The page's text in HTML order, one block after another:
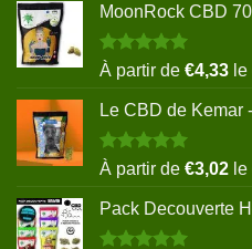
MoonRock CBD
Note5.00
sur 5
À partir de €4,33
Le CBD de Kemar
Note5.00
sur 5
À partir de €3,02
Pack Decouverte